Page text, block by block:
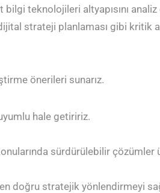
bilgi teknolojileri altyapısını
strateji planlaması gibi kritik
önerileri sunarız.
hale getiririz.
sürdürülebilir çözümler
en doğru stratejik yönlendirmeyi